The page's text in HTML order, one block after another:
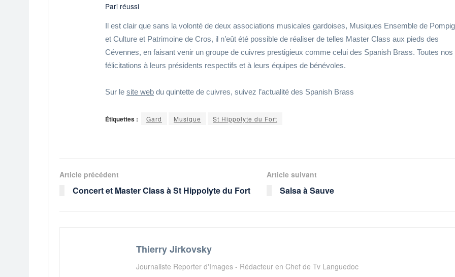
Pari réussi
Il est clair que sans la volonté de deux associations musicales gardoises, Musiques Ensemble de
et Culture et Patrimoine de Cros, il n’eût été possible de réaliser de telles Master Class aux pieds des
Cévennes, en faisant venir un groupe de cuivres prestigieux comme celui des Spanish Brass. Toutes nos
félicitations à leurs présidents respectifs et à leurs équipes de bénévoles.
Sur le site web du quintette de cuivres, suivez l’actualité des Spanish Brass
Étiquettes : Gard Musique St Hippolyte du Fort
Article précédent
Concert et Master Class à St Hippolyte du Fort
Article suivant
Salsa à Sauve
Thierry Jirkovsky
Journaliste Reporter d'Images - Rédacteur en Chef de Tv Languedoc